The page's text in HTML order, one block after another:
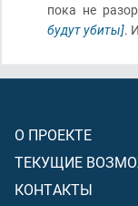
пока не
будут убиты].
О ПРОЕКТЕ
ТЕКУЩИЕ
КОНТАКТЫ